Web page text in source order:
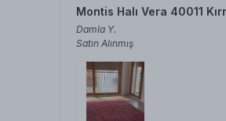
Montis Halı Vera 40011
Damla Y.
Satın Alınmış